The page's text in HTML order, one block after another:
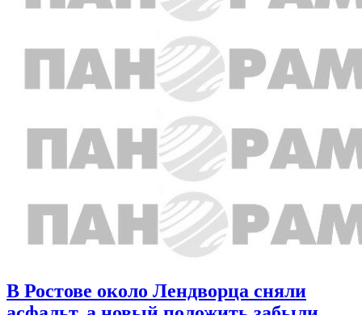
В Ростове около Лендворца сняли